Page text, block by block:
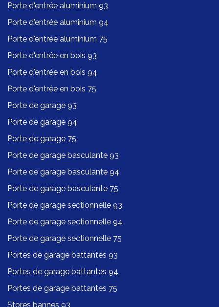
Porte d'entrée aluminium 93
Porte d'entrée aluminium 94
Porte d'entrée aluminium 75
Porte d'entrée en bois 93
Porte d'entrée en bois 94
Porte d'entrée en bois 75
Porte de garage 93
Porte de garage 94
Porte de garage 75
Porte de garage basculante 93
Porte de garage basculante 94
Porte de garage basculante 75
Porte de garage sectionnelle 93
Porte de garage sectionnelle 94
Porte de garage sectionnelle 75
Portes de garage battantes 93
Portes de garage battantes 94
Portes de garage battantes 75
Stores bannes 93